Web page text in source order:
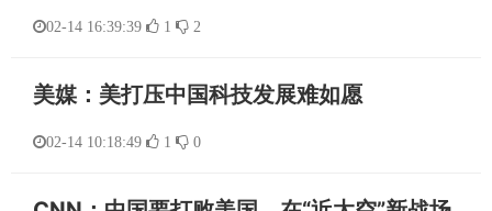
02-14 16:39:39 1 2
美媒：美打压中国科技发展难如愿
02-14 10:18:49 1 0